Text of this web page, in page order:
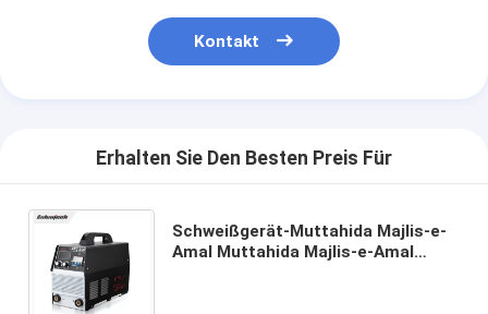
Kontakt
Erhalten Sie Den Besten Preis Für
Schweißgerät-Muttahida Majlis-e-
Amal Muttahida Majlis-e-Amal